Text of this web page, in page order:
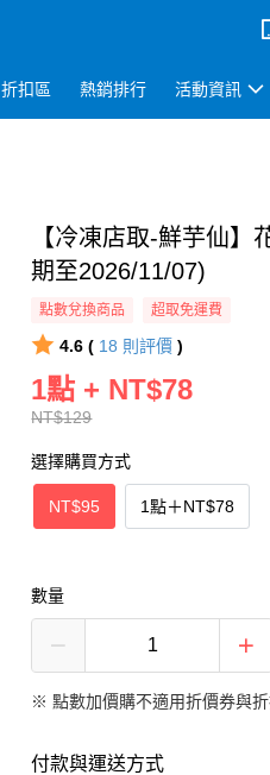
折扣區 熱銷排行 活動資訊
【冷凍店取-鮮芋仙】
期至2026/11/07)
點數兌換商品 超取免運費
4.6 ( 18 則評價 )
NT$129
1點 + NT$78
選擇購買方式
NT$95 1點＋NT$78
數量
※點數加價購不適用折價券與
付款與運送方式